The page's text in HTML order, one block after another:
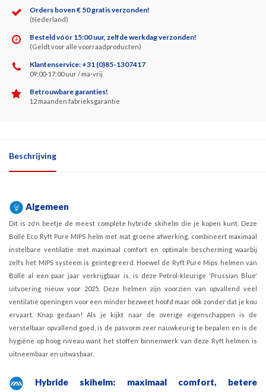
Orders boven € 50 gratis verzonden!
(Nederland)
Besteld vóór 15:00 uur, zelfde werkdag verzonden!
(Geldt voor alle voorraadproducten)
Klantenservice: +31 (0)85-1307417
09:00-17:00 uur / ma-vrij
Betrouwbare garanties!
12 maanden fabrieksgarantie
Beschrijving
Algemeen
Dit is zo'n beetje de meest complete hybride skihelm die je kopen kunt. Deze
Bollé Eco Ryft Pure MIPS helm met mat groene afwerking, combineert maximaal
instelbare ventilatie met maximaal comfort en optimale bescherming waarbij
zelfs het MIPS systeem is geïntegreerd. Hoewel de Ryft Pure Mips helmen van
Bollé al een paar jaar verkrijgbaar is, is deze Petrol-kleurige 'Prussian Blue'
uitvoering nieuw voor 2025. Deze helmen zijn voorzien van opvallend veel
ventilatie openingen voor een minder bezweet hoofd maar óók zonder dat je kou
ervaart. Knap gedaan! Als je kijkt naar de overige eigenschappen is de
verstelbaar opvallend goed, is de pasvorm zeer nauwkeurig te bepalen en is de
hygiëne op hoog niveau want het stoffen binnenwerk van deze Ryft helmen is
uitneembaar en uitwasbaar.
Hybride skihelm: maximaal comfort, betere